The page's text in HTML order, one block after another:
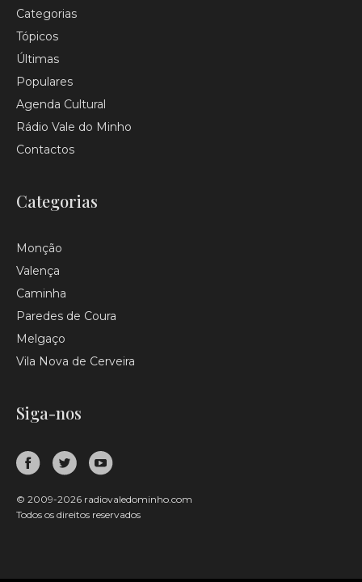
Categorias
Tópicos
Últimas
Populares
Agenda Cultural
Rádio Vale do Minho
Contactos
Categorias
Monção
Valença
Caminha
Paredes de Coura
Melgaço
Vila Nova de Cerveira
Siga-nos
© 2009-2026 radiovaledominho.com
Todos os direitos reservados